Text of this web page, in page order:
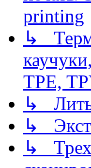
printing
↳
TPE,
↳
↳
↳